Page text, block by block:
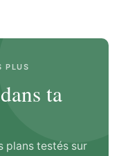
PLUS
ta
plans testés sur